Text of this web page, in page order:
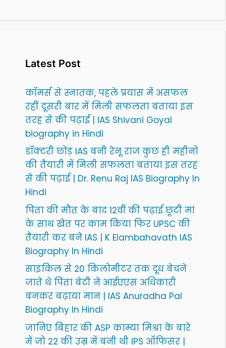
Latest Post
कॉमर्स से स्नातक, पहले प्रयास में असफल
रहीं दूसरी बार में मिली सफलता बताया इस
तरह से की पढ़ाई | IAS Shivani Goyal
biography in Hindi
डॉक्टरी छोड़ IAS बनी रेनू राज कुछ ही महीनों
की तैयारी में मिली सफलता बताया इस तरह
से की पढ़ाई | Dr. Renu Raj IAS Biography In
Hindi
पिता की मौत के बाद 12वीं की पढ़ाई छूटी मां
के साथ खेत पर काम किया फिर UPSC की
तैयारी कर बने IAS | K Elambahavath IAS
Biography In Hindi
साइकिल से 20 किलोमीटर तक दूध बेचने
जाते थे पिता बेटी ने आईएएस अधिकारी
बनकर बढ़ाया मान | IAS Anuradha Pal
Biography In Hindi
जानिए बिहार की ASP काम्या मिश्रा के बारे
में जो 22 की उम्र में बनी थी IPS ऑफिसर |